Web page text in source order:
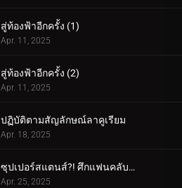
สู่ท้องฟ้าอีกครั้ง (1)
Apr. 11, 2025
สู่ท้องฟ้าอีกครั้ง (2)
Apr. 11, 2025
ปฏิบัติตามสัญลักษณ์ลาคูเรียม
Apr. 18, 2025
ซุปเปอร์สแตนส์?! ศึกแฟนคลับคุรุมิน!!
Apr. 25, 2025